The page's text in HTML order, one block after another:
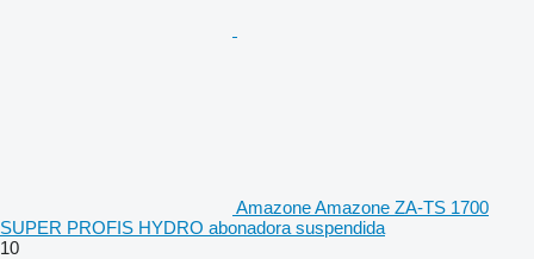
Amazone Amazone ZA-TS 1700
SUPER PROFIS HYDRO abonadora suspendida
10